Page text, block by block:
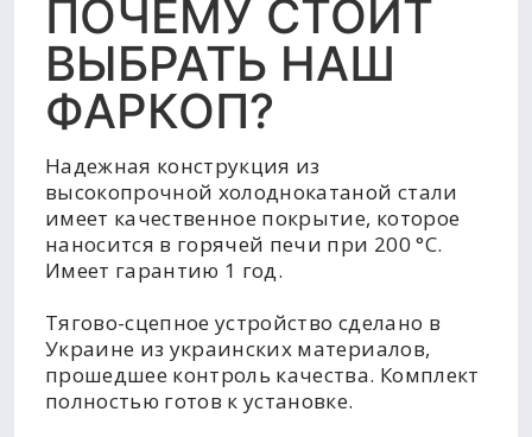
ПОЧЕМУ СТОИТ
ВЫБРАТЬ НАШ
ФАРКОП?
Надежная конструкция из
высокопрочной холоднокатаной стали
имеет качественное покрытие, которое
наносится в горячей печи при 200 °C.
Имеет гарантию 1 год.
Тягово-сцепное устройство сделано в
Украине из украинских материалов,
прошедшее контроль качества. Комплект
полностью готов к установке.